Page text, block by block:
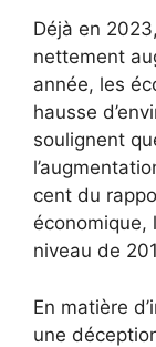
Déjà en
nettement
année, les
hausse
soulignent
cent du
économique,
niveau de
En matière
une